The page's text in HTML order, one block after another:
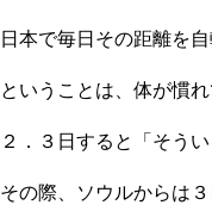
日本で毎日その距離を
ということは、体が慣
２．３日すると「そう
その際、ソウルからは